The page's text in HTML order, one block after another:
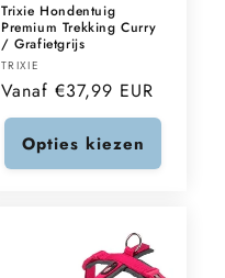
Trixie Hondentuig
Premium Trekking Curry
/ Grafietgrijs
Verkoper:
TRIXIE
Normale
prijs
Vanaf €37,99 EUR
Opties kiezen